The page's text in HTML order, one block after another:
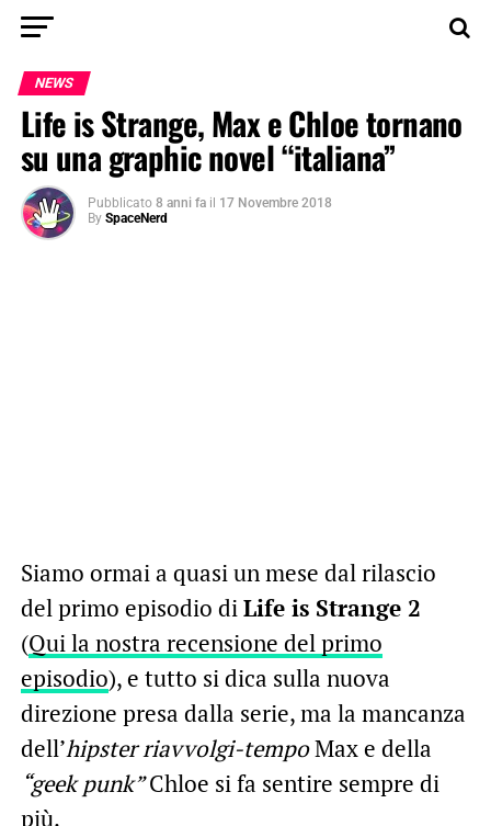
NEWS
Life is Strange, Max e Chloe tornano
su una graphic novel “italiana”
Pubblicato 8 anni fa il 17 Novembre 2018
By SpaceNerd
Siamo ormai a quasi un mese dal rilascio
del primo episodio diLife is Strange 2
(Qui la nostra recensione del primo
episodio), e tutto si dica sulla nuova
direzione presa dalla serie, ma la mancanza
dell’hipster riavvolgi-tempoMax e della
“geek punk”Chloe si fa sentire sempre di
più.